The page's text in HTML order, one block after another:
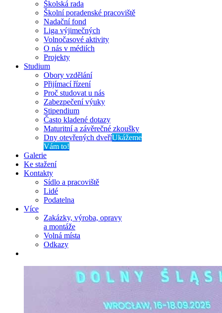
Školská rada
Školní poradenské pracoviště
Nadační fond
Liga výjimečných
Volnočasové aktivity
O nás v médiích
Projekty
Studium
Obory vzdělání
Přijímací řízení
Proč studovat u nás
Zabezpečení výuky
Stipendium
Často kladené dotazy
Maturitní a závěrečné zkoušky
Dny otevřených dveříUkážeme
Vám to!
Galerie
Ke stažení
Kontakty
Sídlo a pracoviště
Lidé
Podatelna
Více
Zakázky, výroba, opravy
a montáže
Volná místa
Odkazy